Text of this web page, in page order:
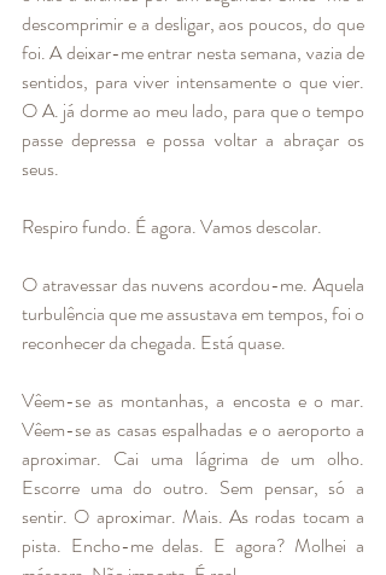
descomprimir e a desligar, aos poucos, do que
foi. A deixar-me entrar nesta semana, vazia de
sentidos, para viver intensamente o que vier.
O A. já dorme ao meu lado, para que o tempo
passe depressa e possa voltar a abraçar os
seus.
Respiro fundo. É agora. Vamos descolar.
O atravessar das nuvens acordou-me. Aquela
turbulência que me assustava em tempos, foi o
reconhecer da chegada. Está quase.
Vêem-se as montanhas, a encosta e o mar.
Vêem-se as casas espalhadas e o aeroporto a
aproximar. Cai uma lágrima de um olho.
Escorre uma do outro. Sem pensar, só a
sentir. O aproximar. Mais. As rodas tocam a
pista. Encho-me delas. E agora? Molhei a